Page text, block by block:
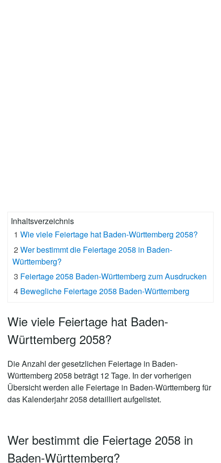
Inhaltsverzeichnis
1 Wie viele Feiertage hat Baden-Württemberg 2058?
2 Wer bestimmt die Feiertage 2058 in Baden-
Württemberg?
3 Feiertage 2058 Baden-Württemberg zum Ausdrucken
4 Bewegliche Feiertage 2058 Baden-Württemberg
Wie viele Feiertage hat Baden-
Württemberg 2058?
Die Anzahl der gesetzlichen Feiertage in Baden-
Württemberg 2058 beträgt 12 Tage. In der vorherigen
Übersicht werden alle Feiertage in Baden-Württemberg für
das Kalenderjahr 2058 detailliert aufgelistet.
Wer bestimmt die Feiertage 2058 in
Baden-Württemberg?